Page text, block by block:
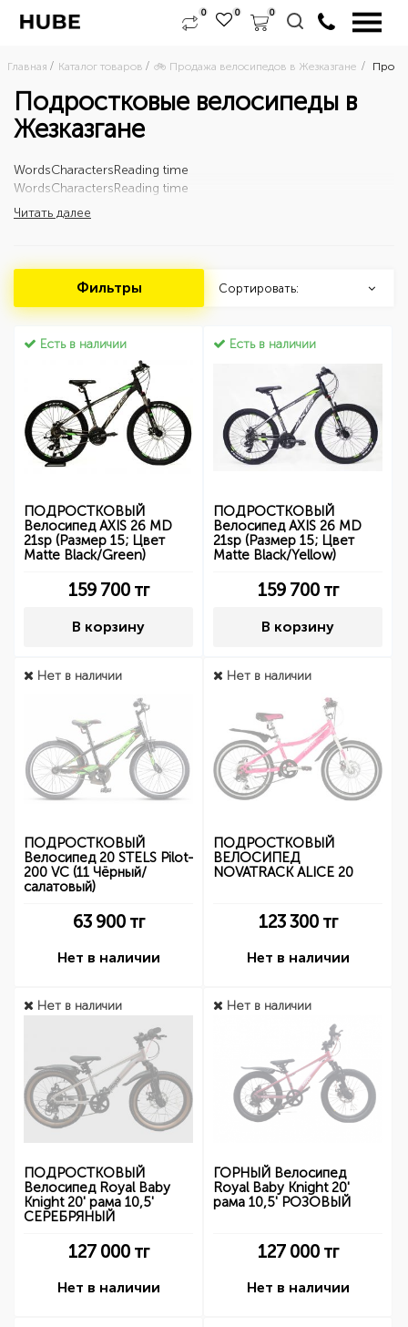
0 0 0
Главная Каталог товаров 🚲 Продажа велосипедов в Жезказгане
Подростковые велосипеды в
Жезказгане
WordsCharactersReading time
WordsCharactersReading time
Читать далее
Фильтры Сортировать:
Есть в наличии
ПОДРОСТКОВЫЙ
Велосипед AXIS 26 MD
21sp (Размер 15; Цвет
Matte Black/Green)
159 700тг
В корзину
Есть в наличии
ПОДРОСТКОВЫЙ
Велосипед AXIS 26 MD
21sp (Размер 15; Цвет
Matte Black/Yellow)
159 700тг
В корзину
Нет в наличии
ПОДРОСТКОВЫЙ
Велосипед 20 STELS Pilot-
200 VC (11 Чёрный/
салатовый)
63 900тг
Нет в наличии
Нет в наличии
ПОДРОСТКОВЫЙ
ВЕЛОСИПЕД
NOVATRACK ALICE 20
123 300тг
Нет в наличии
Нет в наличии
ПОДРОСТКОВЫЙ
Велосипед Royal Baby
Knight 20' рама 10,5'
СЕРЕБРЯНЫЙ
127 000тг
Нет в наличии
Нет в наличии
ГОРНЫЙ Велосипед
Royal Baby Knight 20'
рама 10,5' РОЗОВЫЙ
127 000тг
Нет в наличии